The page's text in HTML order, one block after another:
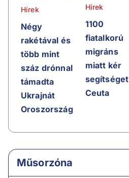
Hírek
Négy
rakétával és
több mint
száz drónnal
támadta
Ukrajnát
Oroszország
Hírek
1100
fiatalkorú
migráns
miatt kér
segítséget
Ceuta
Műsorzóna